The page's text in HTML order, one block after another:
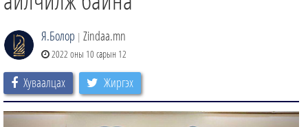
Я.Болор | Zindaa.mn
2022 оны 10 сарын 12
Хуваалцах Жиргэх